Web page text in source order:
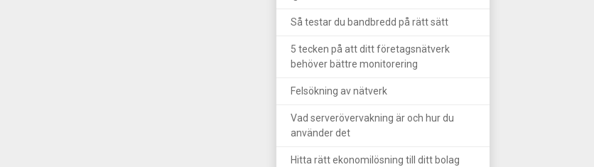
Så testar du bandbredd på rätt sätt
5 tecken på att ditt företagsnätverk
behöver bättre monitorering
Felsökning av nätverk
Vad serverövervakning är och hur du
använder det
Hitta rätt ekonomilösning till ditt bolag